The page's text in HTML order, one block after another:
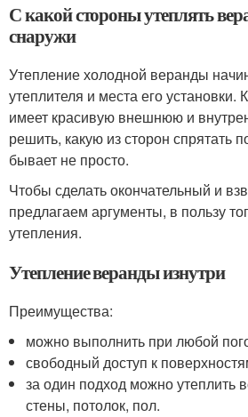
С какой стороны утеплять
снаружи
Утепление холодной веранды
утеплителя и места его установки.
имеет красивую внешнюю и
решить, какую из сторон спрятать
бывает не просто.
Чтобы сделать окончательный и
предлагаем аргументы, в пользу
утепления.
Утепление веранды изнутри
Преимущества:
можно выполнить при любой
свободный доступ к
за один подход можно утеплить
стены, потолок, пол.